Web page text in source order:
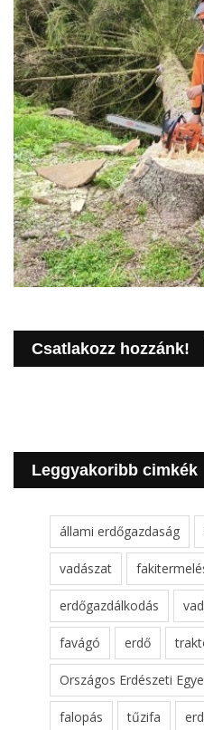
Csatlakozz hozzánk!
Leggyakoribb cimkék
állami erdőgazdaság
vadászat
erdőgazdálkodás
favágó erdő
Országos Erdészeti
falopás tűzifa